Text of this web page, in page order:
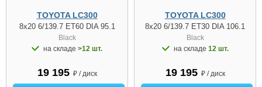
TOYOTA LC300
8x20 6/139.7 ET60 DIA 95.1
Black
на складе >12 шт.
19 195 ₽ / диск
TOYOTA LC300
8x20 6/139.7 ET30 DIA 106.1
Black
на складе 12 шт.
19 195 ₽ / диск